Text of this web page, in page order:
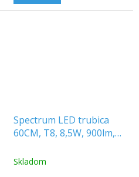
Spectrum LED trubica
60CM, T8, 8,5W, 900lm,
štartér nie je v balení)
Skladom